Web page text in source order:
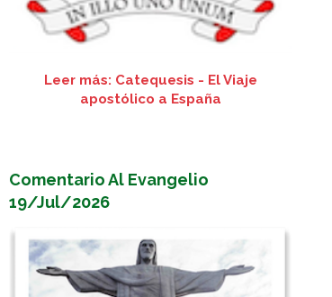
Leer más: Catequesis - El Viaje
apostólico a España
Comentario Al Evangelio
19/Jul/2026